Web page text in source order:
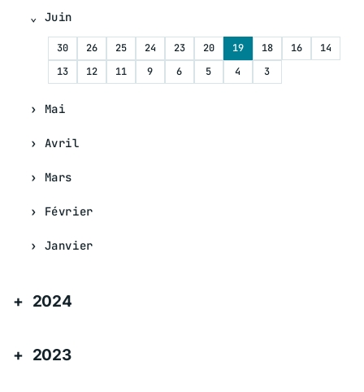
Juin
30 26 25 24 23 20 19 18 16
14
13
12 11 9 6 5 4 3
Mai
Avril
Mars
Février
Janvier
2024
2023